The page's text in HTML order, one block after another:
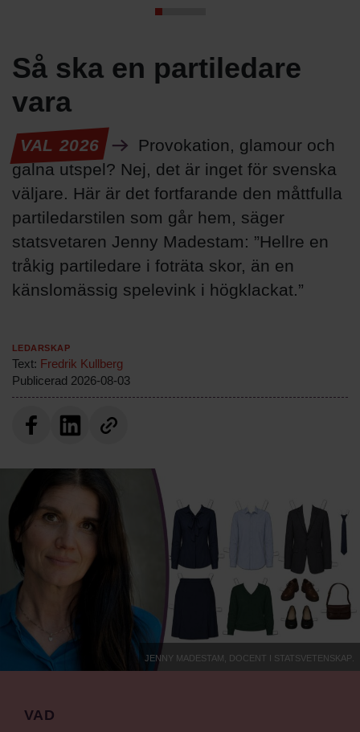
Så ska en partiledare
vara
VAL 2026
Provokation, glamour och
galna utspel? Nej, det är inget för svenska
väljare. Här är det fortfarande den måttfulla
partiledarstilen som går hem, säger
statsvetaren Jenny Madestam: ”Hellre en
tråkig partiledare i foträta skor, än en
känslomässig spelevink i högklackat.”
Ledarskap
Text: Fredrik Kullberg
Publicerad 2026-08-03
VAD
Jenny Madestam, docent i statsvetenskap.